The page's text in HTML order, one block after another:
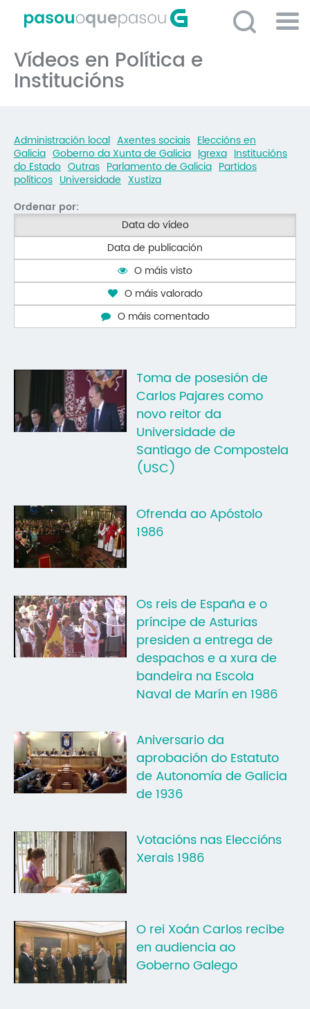
contido
Vídeos en Política e
Institucións
Administración local Axentes sociais Eleccións en
Galicia Goberno da Xunta de Galicia Igrexa Institucións
do Estado Outras Parlamento de Galicia Partidos
políticos Universidade Xustiza
Ordenar por:
Data do vídeo
Data de publicación
O máis visto
O máis valorado
O máis comentado
Toma de posesión de
Carlos Pajares como
novo reitor da
Universidade de
Santiago de Compostela
(USC)
Ofrenda ao Apóstolo
1986
Os reis de España e o
príncipe de Asturias
presiden a entrega de
despachos e a xura de
bandeira na Escola
Naval de Marín en 1986
Aniversario da
aprobación do Estatuto
de Autonomía de Galicia
de 1936
Votacións nas Eleccións
Xerais 1986
O rei Xoán Carlos recibe
en audiencia ao
Goberno Galego